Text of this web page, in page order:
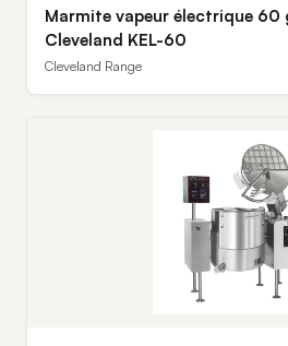
Marmite vapeur électrique
Cleveland KEL-60
Cleveland Range